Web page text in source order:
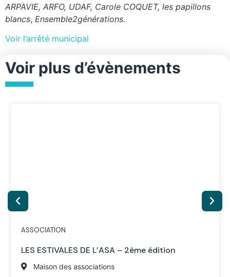
ARPAVIE, ARFO, UDAF, Carole COQUET, les papillons
blancs, Ensemble2générations.
Voir l’arrêté municipal
Voir plus d’évènements
ASSOCIATION
LES ESTIVALES DE L’ASA – 2ème édition
Maison des associations